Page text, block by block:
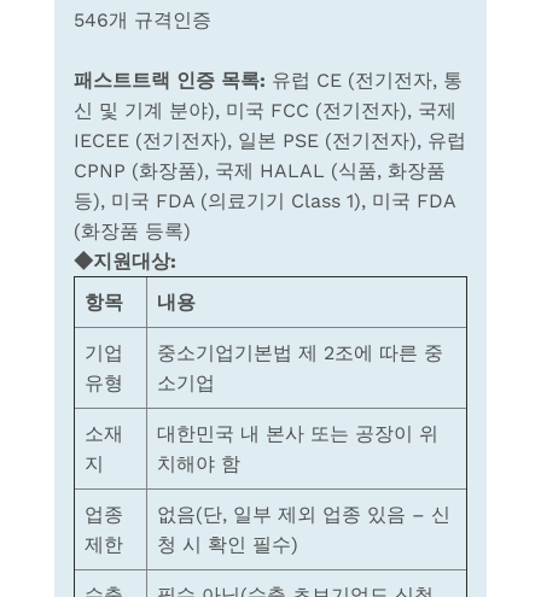
546개 규격인증
패스트트랙 인증 목록: 유럽 CE (전기전자, 통
신 및 기계 분야), 미국 FCC (전기전자), 국제
IECEE (전기전자), 일본 PSE (전기전자), 유럽
CPNP (화장품), 국제 HALAL (식품, 화장품
등), 미국 FDA (의료기기 Class 1), 미국 FDA
(화장품 등록)
◆지원대상:
항목
내용
기업
유형
중소기업기본법 제 2조에 따른 중
소기업
소재
지
대한민국 내 본사 또는 공장이 위
치해야 함
업종
제한
없음(단, 일부 제외 업종 있음 – 신
청 시 확인 필수)